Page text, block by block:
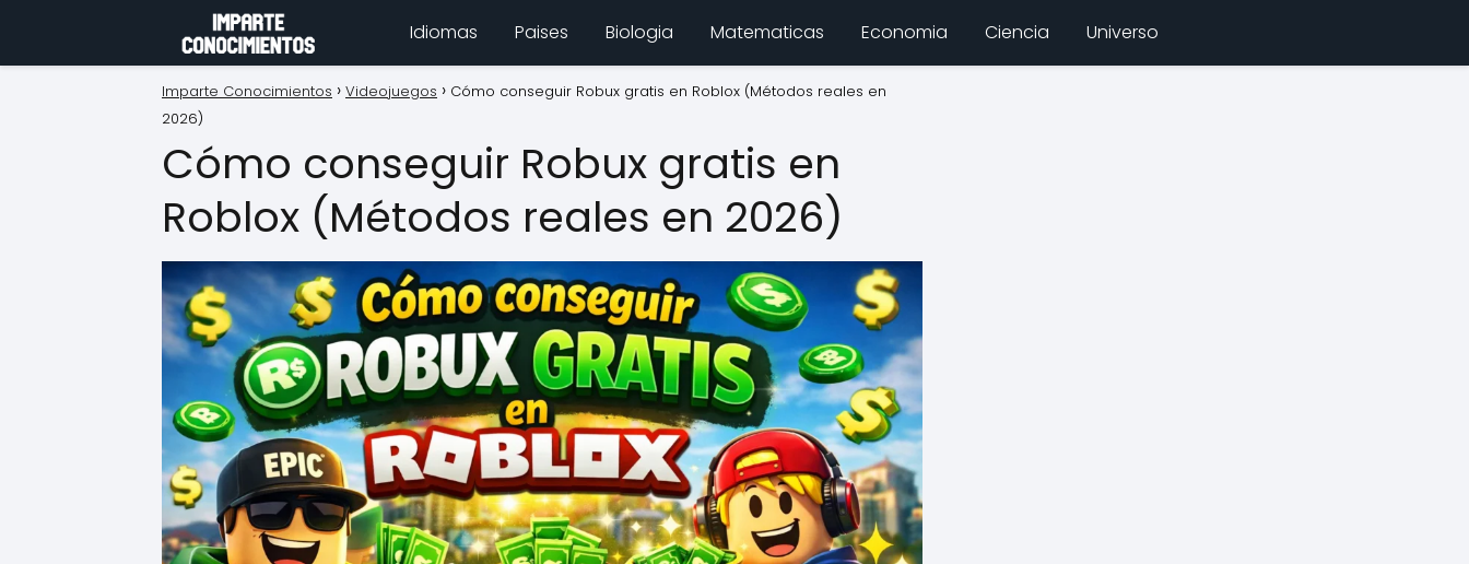
Idiomas Paises Biologia Matematicas Economia Ciencia Universo
Imparte Conocimientos Videojuegos
Cómo conseguir Robux gratis en Roblox (Métodos reales en
2026)
Cómo conseguir Robux gratis en
Roblox (Métodos reales en 2026)